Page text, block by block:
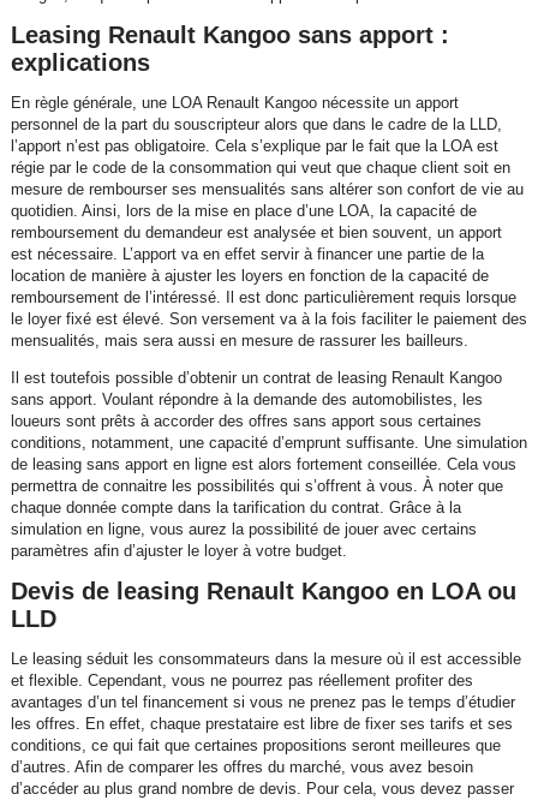
Leasing Renault Kangoo sans apport :
explications
En règle générale, une LOA Renault Kangoo nécessite un apport
personnel de la part du souscripteur alors que dans le cadre de la LLD,
l’apport n’est pas obligatoire. Cela s’explique par le fait que la LOA est
régie par le code de la consommation qui veut que chaque client soit en
mesure de rembourser ses mensualités sans altérer son confort de vie au
quotidien. Ainsi, lors de la mise en place d’une LOA, la capacité de
remboursement du demandeur est analysée et bien souvent, un apport
est nécessaire. L’apport va en effet servir à financer une partie de la
location de manière à ajuster les loyers en fonction de la capacité de
remboursement de l’intéressé. Il est donc particulièrement requis lorsque
le loyer fixé est élevé. Son versement va à la fois faciliter le paiement des
mensualités, mais sera aussi en mesure de rassurer les bailleurs.
Il est toutefois possible d’obtenir un contrat de leasing Renault Kangoo
sans apport. Voulant répondre à la demande des automobilistes, les
loueurs sont prêts à accorder des offres sans apport sous certaines
conditions, notamment, une capacité d’emprunt suffisante. Une simulation
de leasing sans apport en ligne est alors fortement conseillée. Cela vous
permettra de connaitre les possibilités qui s’offrent à vous. À noter que
chaque donnée compte dans la tarification du contrat. Grâce à la
simulation en ligne, vous aurez la possibilité de jouer avec certains
paramètres afin d’ajuster le loyer à votre budget.
Devis de leasing Renault Kangoo en LOA ou
LLD
Le leasing séduit les consommateurs dans la mesure où il est accessible
et flexible. Cependant, vous ne pourrez pas réellement profiter des
avantages d’un tel financement si vous ne prenez pas le temps d’étudier
les offres. En effet, chaque prestataire est libre de fixer ses tarifs et ses
conditions, ce qui fait que certaines propositions seront meilleures que
d’autres. Afin de comparer les offres du marché, vous avez besoin
d’accéder au plus grand nombre de devis. Pour cela, vous devez passer